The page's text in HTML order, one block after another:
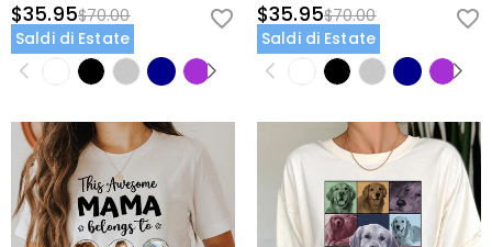
$35.95$70.00
Saldi di Estate
$35.95$70.00
Saldi di Estate